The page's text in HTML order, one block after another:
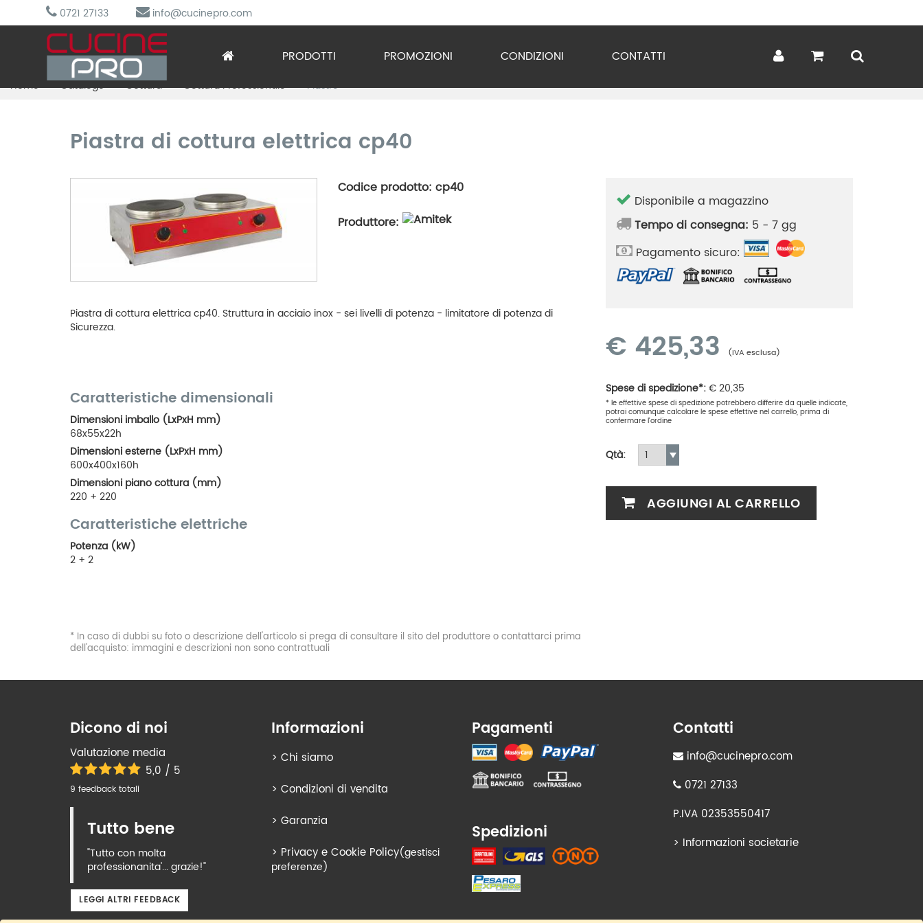
0721 27133 info@cucinepro.com
PRODOTTI
Arredo Inox
Attrezzature
Preparazione
PROMOZIONI CONDIZIONI CONTATTI
Home Catalogo Cottura Cottura Professionale Piastre
Piastra di cottura elettrica cp40
Codice prodotto: cp40
Produttore:
Piastra di cottura elettrica cp40. Struttura in acciaio inox - sei livelli di potenza - limitatore di potenza di
Sicurezza.
Caratteristiche dimensionali
Dimensioni imballo (LxPxH mm)
68x55x22h
Dimensioni esterne (LxPxH mm)
600x400x160h
Dimensioni piano cottura (mm)
220 + 220
Caratteristiche elettriche
Potenza (kW)
2 + 2
* In caso di dubbi su foto o descrizione dell'articolo si prega di consultare il sito del produttore o contattarci prima
dell'acquisto: immagini e descrizioni non sono contrattuali
Disponibile a magazzino
Tempo di consegna: 5 - 7 gg
Pagamento sicuro:
€ 425,33 (IVA esclusa)
Spese di spedizione*:€20,35
* le effettive spese di spedizione potrebbero differire da quelle indicate,
potrai comunque calcolare le spese effettive nel carrello, prima di
confermare l'ordine
Qtà:
AGGIUNGI AL CARRELLO
Dicono di noi
Valutazione media
5,0 / 5
9 feedback totali
Tutto bene
"Tutto con molta
professionanita'... grazie!"
LEGGI ALTRI FEEDBACK
Informazioni
> Chi siamo
> Condizioni di vendita
> Garanzia
> Privacy e Cookie Policy(gestisci
preferenze)
Pagamenti
Spedizioni
Contatti
info@cucinepro.com
0721 27133
P.IVA 02353550417
> Informazioni societarie